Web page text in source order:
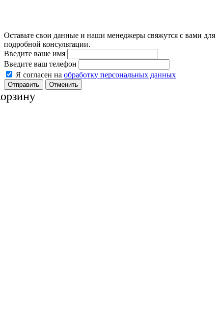
Оставьте свои данные и наши менеджеры свяжутся с вами для
подробной консультации.
Введите ваше имя
Введите ваш телефон
Я согласен на обработку персональных данных
Отменить